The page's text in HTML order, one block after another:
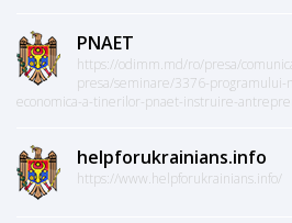
PNAET
https://odimm.md/ro/presa/
presa/seminare/3376-programului-
economica-a-tinerilor-pnaet-instruire-
helpforukrainians.info
https://www.helpforukrainians.info/